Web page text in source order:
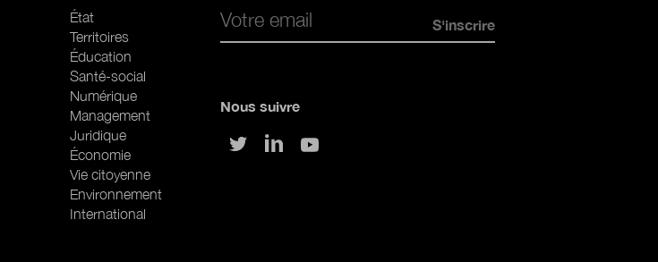
État
Territoires
Éducation
Santé-social
Numérique
Management
Juridique
Économie
Vie citoyenne
Environnement
International
Email *
Nous suivre
sur Twittersur LinkedInsur Youtube